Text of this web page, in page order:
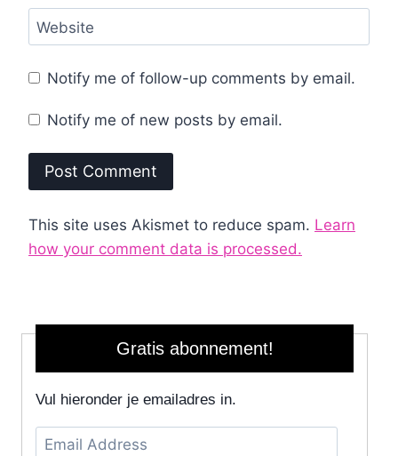
Website
Notify me of follow-up comments by email.
Notify me of new posts by email.
This site uses Akismet to reduce spam. Learn
how your comment data is processed.
Gratis abonnement!
Vul hieronder je emailadres in.
Email